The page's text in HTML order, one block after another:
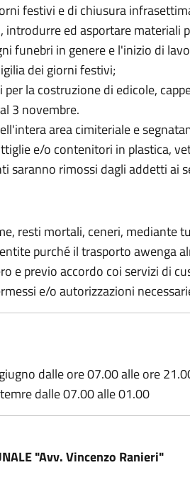
festivi e di chiusura
introdurre ed asportare materiali
funebri in genere e l'inizio di
dei giorni festivi;
per la costruzione di edicole,
3 novembre.
area cimiteriale e
e/o contenitori in plastica,
saranno rimossi dagli addetti ai
resti mortali, ceneri, mediante
purché il trasporto awenga
e previo accordo coi servizi di
e/o autorizzazioni
dalle ore 07.00 alle ore
dalle 07.00 alle 01.00
"Avv. Vincenzo Ranieri"